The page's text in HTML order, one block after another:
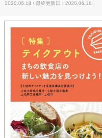
2020.06.18 / 最終更新日：2020.06.18